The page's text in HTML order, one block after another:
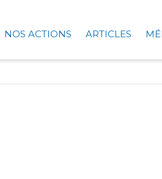
NOS ACTIONS ARTICLES